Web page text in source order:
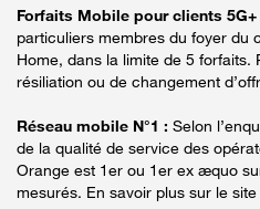
Forfaits Mobile pour clients 5G+
particuliers membres du foyer du
Home, dans la limite de 5 forfaits.
résiliation ou de changement
Réseau mobile N°1 : Selon
de la qualité de service des
Orange est 1er ou 1er ex æquo
mesurés. En savoir plus sur le site